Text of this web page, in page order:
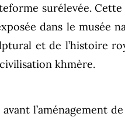
surélevée.
dans le musée
et de l’histoire
khmère.
l’aménagement